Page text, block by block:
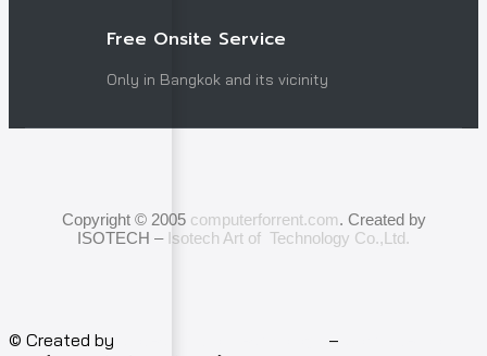
Free Onsite Service
Only in Bangkok and its vicinity
Copyright © 2005 computerforrent.com. Created by
ISOTECH – Isotech Art of Technology Co.,Ltd.
© Created by –